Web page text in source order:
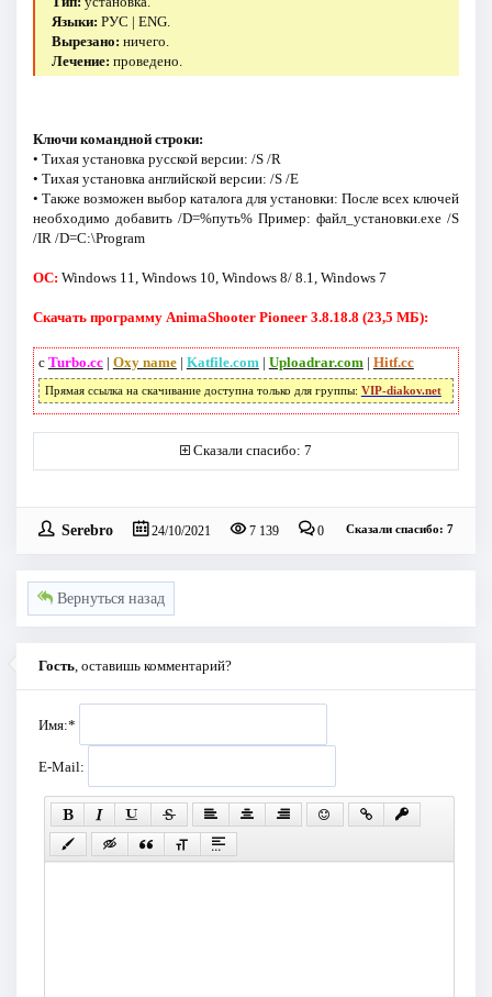
Языки: РУС | ENG.
Вырезано: ничего.
Лечение: проведено.
Ключи командной строки:
• Тихая установка русской версии: /S /R
• Тихая установка английской версии: /S /E
• Также возможен выбор каталога для установки: После всех ключей
необходимо добавить /D=%путь% Пример: файл_установки.exe /S
/IR /D=C:\Program
ОС: Windows 11, Windows 10, Windows 8/ 8.1, Windows 7
Скачать программу AnimaShooter Pioneer 3.8.18.8 (23,5 МБ):
с Turbo.cc| Oxy name| Katfile.com | Uploadrar.com | Hitf.cc
Прямая ссылка на скачивание доступна только для группы: VIP-diakov.net
Сказали спасибо: 7
Serebro 24/10/2021 7 139 0 Сказали спасибо: 7
Вернуться назад
Гость , оставишь комментарий?
Имя:*
E-Mail: